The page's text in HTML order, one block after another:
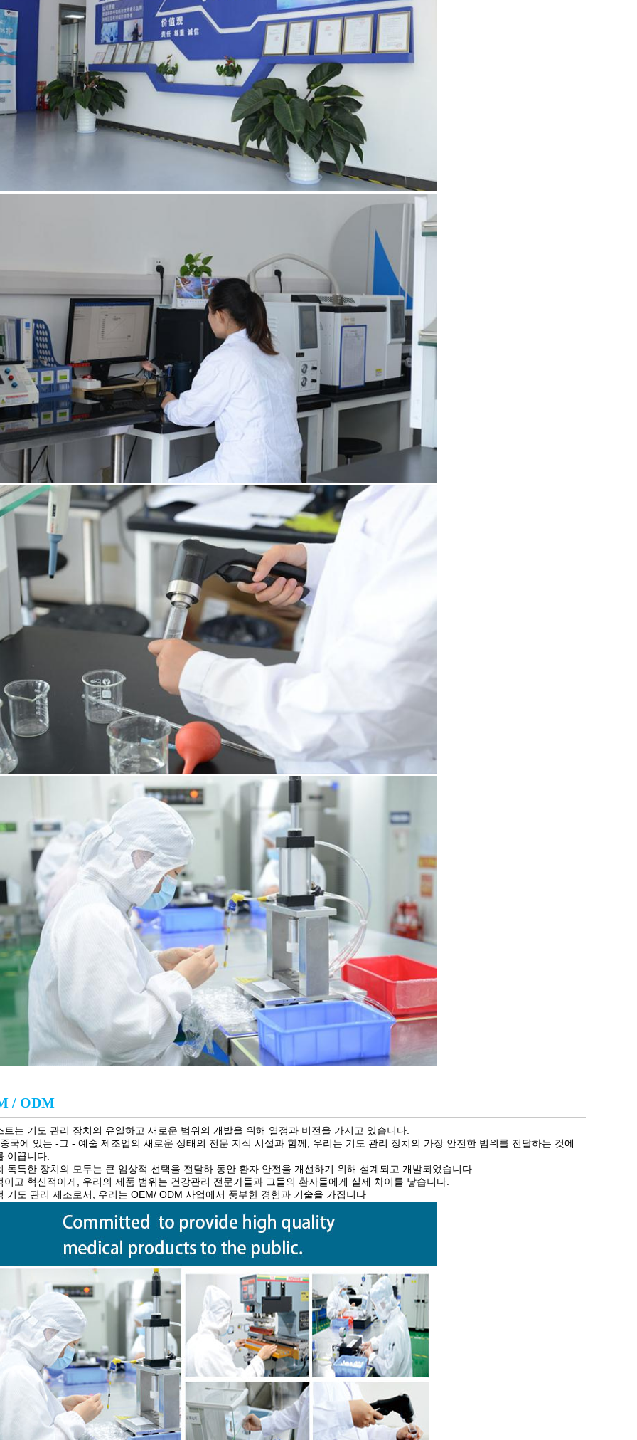
/ ODM
트는 기도 관리 장치의 유일하고 새로운 범위의 개발을 위해 열정과 비전을 가지고 있습니다.
국에 있는 -그 - 예술 제조업의 새로운 상태의 전문 지식 시설과 함께, 우리는 기도 관리 장치의 가장 안전한 범위를 전달하는 것에
이끕니다.
독특한 장치의 모두는 큰 임상적 선택을 전달하 동안 환자 안전을 개선하기 위해 설계되고 개발되었습니다.
이고 혁신적이게, 우리의 제품 범위는 건강관리 전문가들과 그들의 환자들에게 실제 차이를 낳습니다.
기도 관리 제조로서, 우리는 OEM/ ODM 사업에서 풍부한 경험과 기술을 가집니다